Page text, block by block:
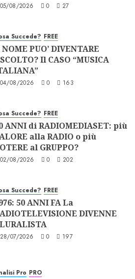
05/08/2026 0 27
Succede? FREE
PUO’ DIVENTARE
Il CASO “MUSICA
04/08/2026 0 163
Succede? FREE
ANNI di RADIOMEDIASET: più
alla RADIO o più
al GRUPPO?
02/08/2026 0 202
Succede? FREE
50 ANNI FA La
DIVENNE
28/07/2026 0 197
Pro PRO